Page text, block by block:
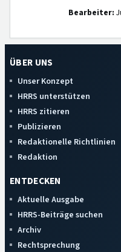
Bearbeiter:
ÜBER UNS
Unser Konzept
HRRS unterstützen
HRRS zitieren
Publizieren
Redaktionelle Richtlinien
Redaktion
ENTDECKEN
Aktuelle Ausgabe
HRRS-Beiträge suchen
Archiv
Rechtsprechung